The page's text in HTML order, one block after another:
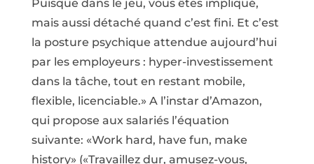
Puisque dans le jeu, vous êtes impliqué,
mais aussi détaché quand c’est fini. Et c’est
la posture psychique attendue aujourd’hui
par les employeurs : hyper-investissement
dans la tâche, tout en restant mobile,
flexible, licenciable.» A l’instar d’Amazon,
qui propose aux salariés l’équation
suivante: «Work hard, have fun, make
history» («Travaillez dur, amusez-vous,